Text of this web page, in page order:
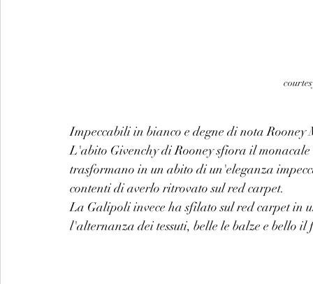
Impeccabili in bianco e degne di nota
L'abito Givenchy di Rooney sfiora il
trasformano in un abito di un'eleganza
contenti di averlo ritrovato sul red carpet.
La Galipoli invece ha sfilato sul red carpet
l'alternanza dei tessuti, belle le balze e bello